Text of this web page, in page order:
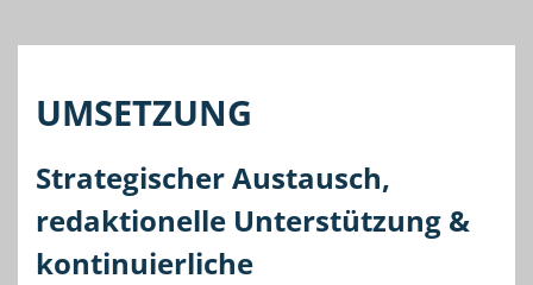
UMSETZUNG
Strategischer Austausch,
redaktionelle Unterstützung &
kontinuierliche